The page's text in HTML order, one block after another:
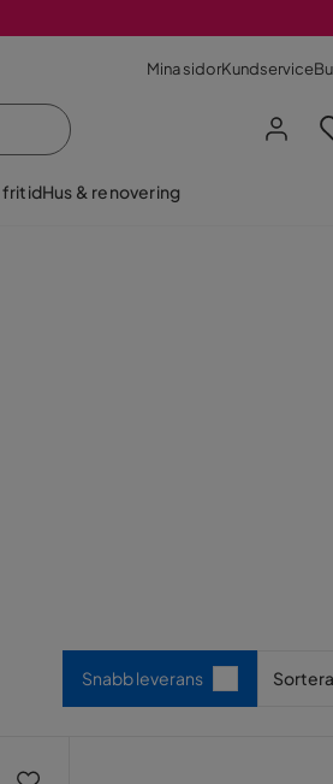
Mina sidorKundservice
fritidHus & renovering
Snabb leverans